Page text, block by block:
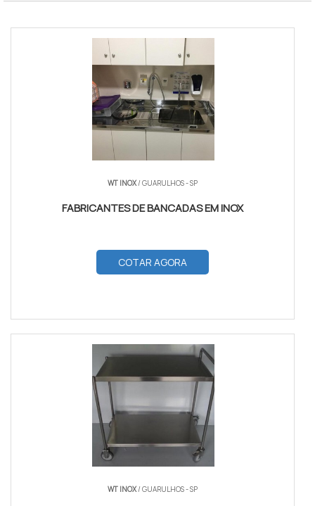
WT INOX/ GUARULHOS - SP
FABRICANTES DE BANCADAS EM INOX
COTAR AGORA
WT INOX/ GUARULHOS - SP